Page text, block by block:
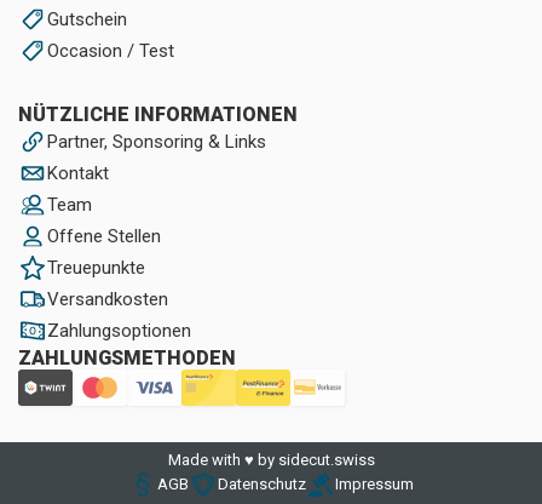
Gutschein
Occasion / Test
NÜTZLICHE INFORMATIONEN
Partner, Sponsoring & Links
Kontakt
Team
Offene Stellen
Treuepunkte
Versandkosten
Zahlungsoptionen
ZAHLUNGSMETHODEN
Made with ♥ by sidecut.swiss
AGB
Datenschutz Impressum